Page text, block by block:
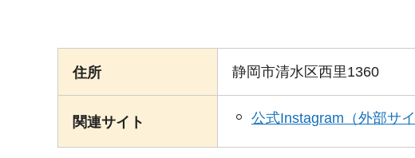
住所 静岡市清水区西里1360
関連サイト 公式Instagram（外部サ